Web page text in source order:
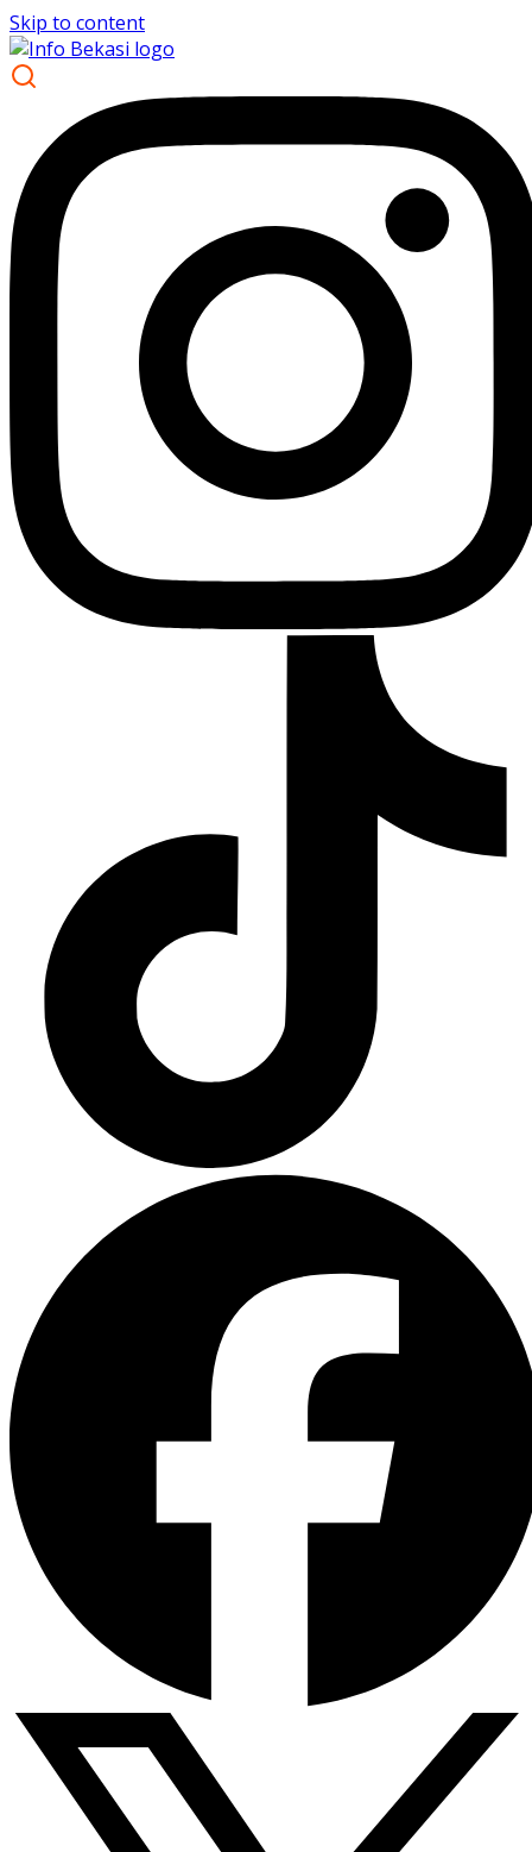
Skip to content